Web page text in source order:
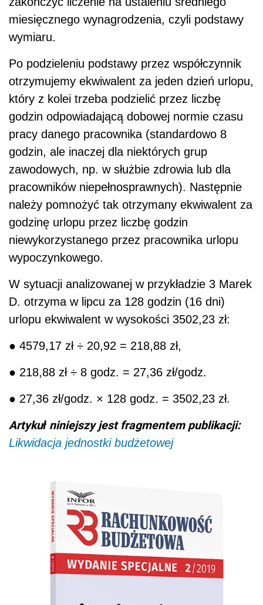
miesięcznego wynagrodzenia, czyli podstawy
wymiaru.
Po podzieleniu podstawy przez współczynnik
otrzymujemy ekwiwalent za jeden dzień urlopu,
który z kolei trzeba podzielić przez liczbę
godzin odpowiadającą dobowej normie czasu
pracy danego pracownika (standardowo 8
godzin, ale inaczej dla niektórych grup
zawodowych, np. w służbie zdrowia lub dla
pracowników niepełnosprawnych). Następnie
należy pomnożyć tak otrzymany ekwiwalent za
godzinę urlopu przez liczbę godzin
niewykorzystanego przez pracownika urlopu
wypoczynkowego.
W sytuacji analizowanej w przykładzie 3 Marek
D. otrzyma w lipcu za 128 godzin (16 dni)
urlopu ekwiwalent w wysokości 3502,23 zł:
● 4579,17 zł ÷ 20,92 = 218,88 zł,
● 218,88 zł ÷ 8 godz. = 27,36 zł/godz.
● 27,36 zł/godz. × 128 godz. = 3502,23 zł.
Artykuł niniejszy jest fragmentem publikacji:
Likwidacja jednostki budżetowej